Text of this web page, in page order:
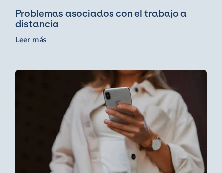
Problemas asociados con el trabajo a
distancia
Leer más